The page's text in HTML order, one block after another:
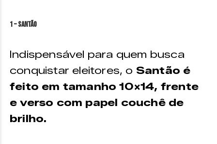
1 – Santão
Indispensável para quem busca
conquistar eleitores, o Santão é
feito em tamanho 10×14, frente
e verso com papel couchê de
brilho.